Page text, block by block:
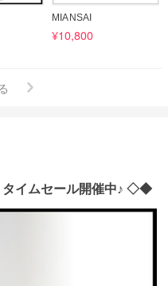
MIANSAI
¥10,800
イムセール開催中♪ ◇◆